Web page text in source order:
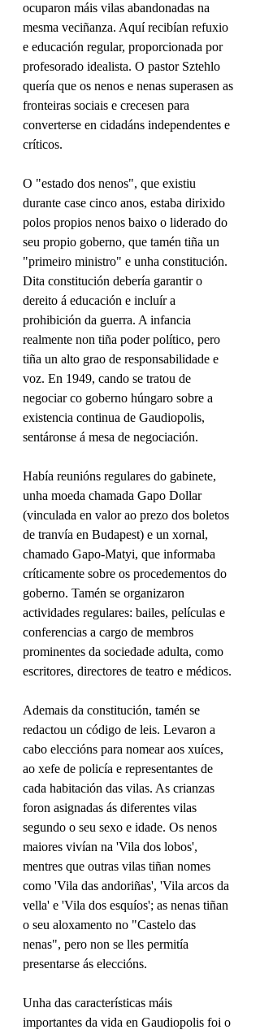
ocuparon máis vilas abandonadas na
mesma veciñanza. Aquí recibían refuxio
e educación regular, proporcionada por
profesorado idealista. O pastor Sztehlo
quería que os nenos e nenas superasen as
fronteiras sociais e crecesen para
converterse en cidadáns independentes e
críticos.
O "estado dos nenos", que existiu
durante case cinco anos, estaba dirixido
polos propios nenos baixo o liderado do
seu propio goberno, que tamén tiña un
"primeiro ministro" e unha constitución.
Dita constitución debería garantir o
dereito á educación e incluír a
prohibición da guerra. A infancia
realmente non tiña poder político, pero
tiña un alto grao de responsabilidade e
voz. En 1949, cando se tratou de
negociar co goberno húngaro sobre a
existencia continua de Gaudiopolis,
sentáronse á mesa de negociación.
Había reunións regulares do gabinete,
unha moeda chamada Gapo Dollar
(vinculada en valor ao prezo dos boletos
de tranvía en Budapest) e un xornal,
chamado Gapo-Matyi, que informaba
críticamente sobre os procedementos do
goberno. Tamén se organizaron
actividades regulares: bailes, películas e
conferencias a cargo de membros
prominentes da sociedade adulta, como
escritores, directores de teatro e médicos.
Ademais da constitución, tamén se
redactou un código de leis. Levaron a
cabo eleccións para nomear aos xuíces,
ao xefe de policía e representantes de
cada habitación das vilas. As crianzas
foron asignadas ás diferentes vilas
segundo o seu sexo e idade. Os nenos
maiores vivían na 'Vila dos lobos',
mentres que outras vilas tiñan nomes
como 'Vila das andoriñas', 'Vila arcos da
vella' e 'Vila dos esquíos'; as nenas tiñan
o seu aloxamento no "Castelo das
nenas", pero non se lles permitía
presentarse ás eleccións.
Unha das características máis
importantes da vida en Gaudiopolis foi o